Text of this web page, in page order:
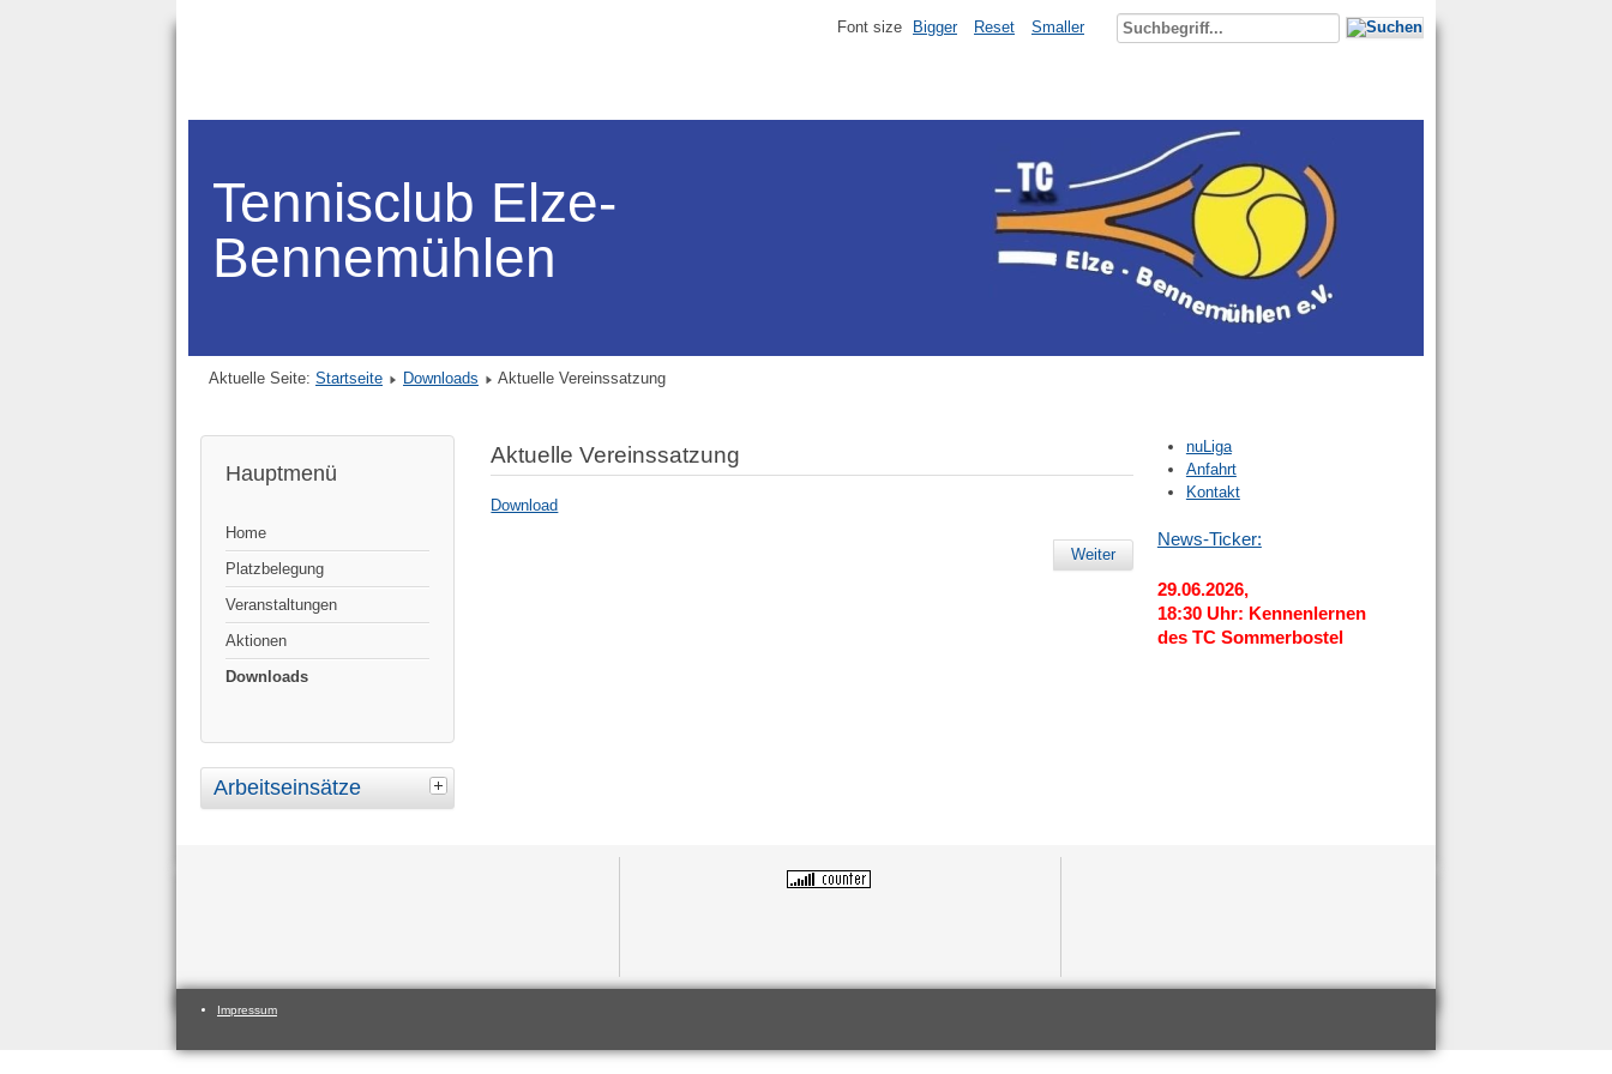
Tennisclub Elze-
Bennemühlen
Font size Bigger Reset Smaller
Aktuelle Seite: Startseite Downloads Aktuelle Vereinssatzung
Hauptmenü
Home
Platzbelegung
Veranstaltungen
Aktionen
Downloads
Arbeitseinsätze
Aktuelle Vereinssatzung
Download
Weiter
nuLiga
Anfahrt
Kontakt
News-Ticker:
29.06.2026,
18:30 Uhr: Kennenlernen
des TC Sommerbostel
Impressum